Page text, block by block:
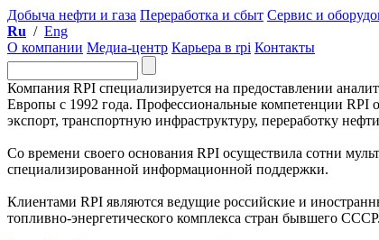
Добыча нефти и газа Переработка и сбыт Сервис и
Ru / Eng
О компании Медиа-центр Карьера в rpi Контакты
Компания RPI специализируется на предоставлении
Европы с 1992 года. Профессиональные компетенции RPI
экспорт, транспортную инфраструктуру, переработку
Со времени своего основания RPI осуществила сотни
специализированной информационной поддержки.
Клиентами RPI являются ведущие российские и
топливно-энергетического комплекса стран бывшего СССР.